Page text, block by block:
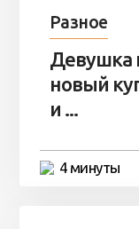
Разное
Девушка
новый
и ...
4 минуты